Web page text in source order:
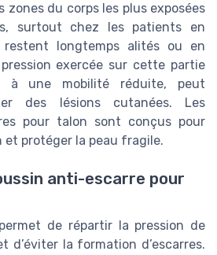
zones du corps les plus exposées
surtout chez les patients en
longtemps alités ou en
exercée sur cette partie
à une mobilité réduite, peut
des lésions cutanées. Les
pour talon sont conçus pour
protéger la peau fragile.
anti-escarre pour
de répartir la pression de
d’éviter la formation d’escarres.